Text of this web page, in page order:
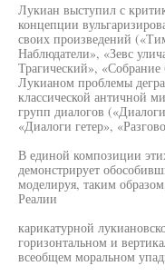
Лукиан выступил с
концепции
своих произведений
Наблюдатели», «Зевс
Трагический»,
Лукианом проблемы
классической античной
групп диалогов
«Диалоги гетер»,
В единой композиции
демонстрирует
моделируя, таким
Реалии
карикатурной
горизонтальном и
всеобщем моральном